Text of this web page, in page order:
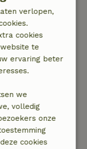
bevestiging van
meer dan 28
met aanvang
binnen 24
periode heb je
het
verlopen,
cookies
te
ervaring beter
we
volledig
onze
cookies